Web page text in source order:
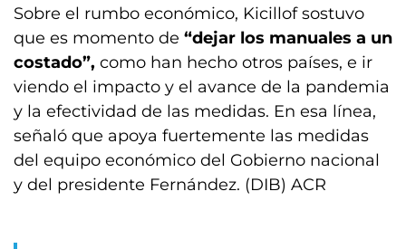
Sobre el rumbo económico, Kicillof sostuvo
que es momento de “dejar los manuales a un
costado”, como han hecho otros países, e ir
viendo el impacto y el avance de la pandemia
y la efectividad de las medidas. En esa línea,
señaló que apoya fuertemente las medidas
del equipo económico del Gobierno nacional
y del presidente Fernández. (DIB) ACR